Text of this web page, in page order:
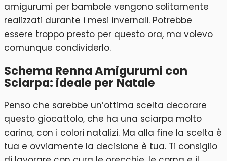
amigurumi per bambole vengono solitamente
realizzati durante i mesi invernali. Potrebbe
essere troppo presto per questo ora, ma volevo
comunque condividerlo.
Schema Renna Amigurumi con
Sciarpa: ideale per Natale
Penso che sarebbe un’ottima scelta decorare
questo giocattolo, che ha una sciarpa molto
carina, con i colori natalizi. Ma alla fine la scelta è
tua e ovviamente la decisione è tua. Ti consiglio